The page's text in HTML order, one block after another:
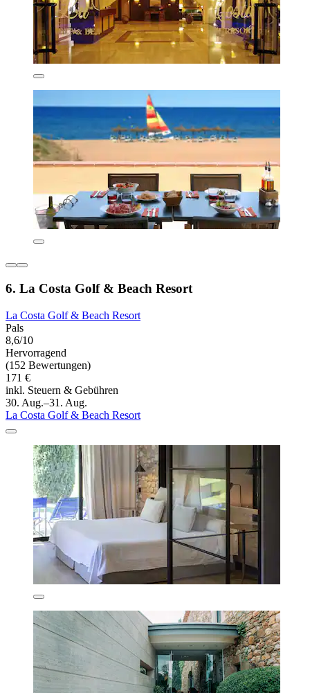
6. La Costa Golf & Beach Resort
La Costa Golf & Beach Resort
Pals
8,6/10
Hervorragend
(152 Bewertungen)
171 €
inkl. Steuern & Gebühren
30. Aug.–31. Aug.
La Costa Golf & Beach Resort